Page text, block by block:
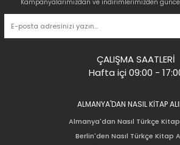
Kampanyalarımızdan ve indirimlerimizden
ÇALIŞMA SAATLERİ
Hafta içi 09:00 -
ALMANYA'DAN NASIL KİTAP
Almanya'dan Nasıl Türkçe Kitap
Berlin'den Nasıl Türkçe Kitap